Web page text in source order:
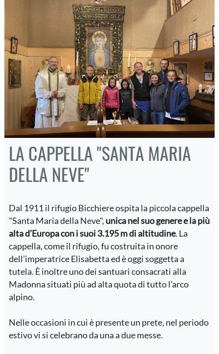
LA CAPPELLA "SANTA MARIA
DELLA NEVE"
Dal 1911 il rifugio Bicchiere ospita la piccola cappella
"Santa Maria della Neve", unica nel suo genere e la più
alta d’Europa con i suoi 3.195 m di altitudine. La
cappella, come il rifugio, fu costruita in onore
dell’imperatrice Elisabetta ed è oggi soggetta a
tutela. È inoltre uno dei santuari consacrati alla
Madonna situati più ad alta quota di tutto l’arco
alpino.
Nelle occasioni in cui è presente un prete, nel periodo
estivo vi si celebrano da una a due messe.